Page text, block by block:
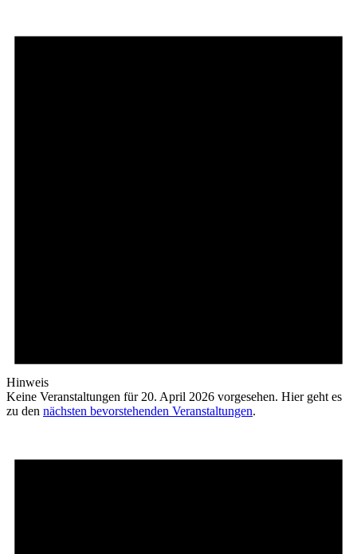
Hinweis
Keine Veranstaltungen für 20. April 2026 vorgesehen. Hier geht es
zu den nächsten bevorstehenden Veranstaltungen.